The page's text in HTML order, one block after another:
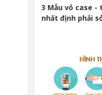
3 Mẫu vỏ case -
nhất định phải